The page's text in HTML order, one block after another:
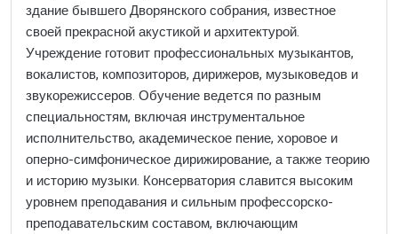
здание бывшего Дворянского собрания, известное
своей прекрасной акустикой и архитектурой.
Учреждение готовит профессиональных музыкантов,
вокалистов, композиторов, дирижеров, музыковедов и
звукорежиссеров. Обучение ведется по разным
специальностям, включая инструментальное
исполнительство, академическое пение, хоровое и
оперно-симфоническое дирижирование, а также теорию
и историю музыки. Консерватория славится высоким
уровнем преподавания и сильным профессорско-
преподавательским составом, включающим